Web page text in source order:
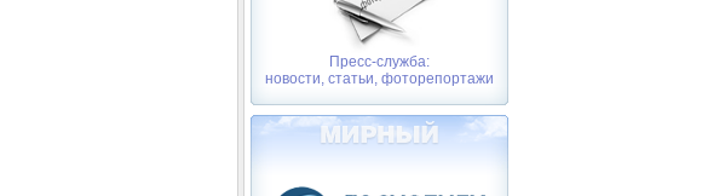
Пресс-служба:
новости, статьи, фоторепортажи